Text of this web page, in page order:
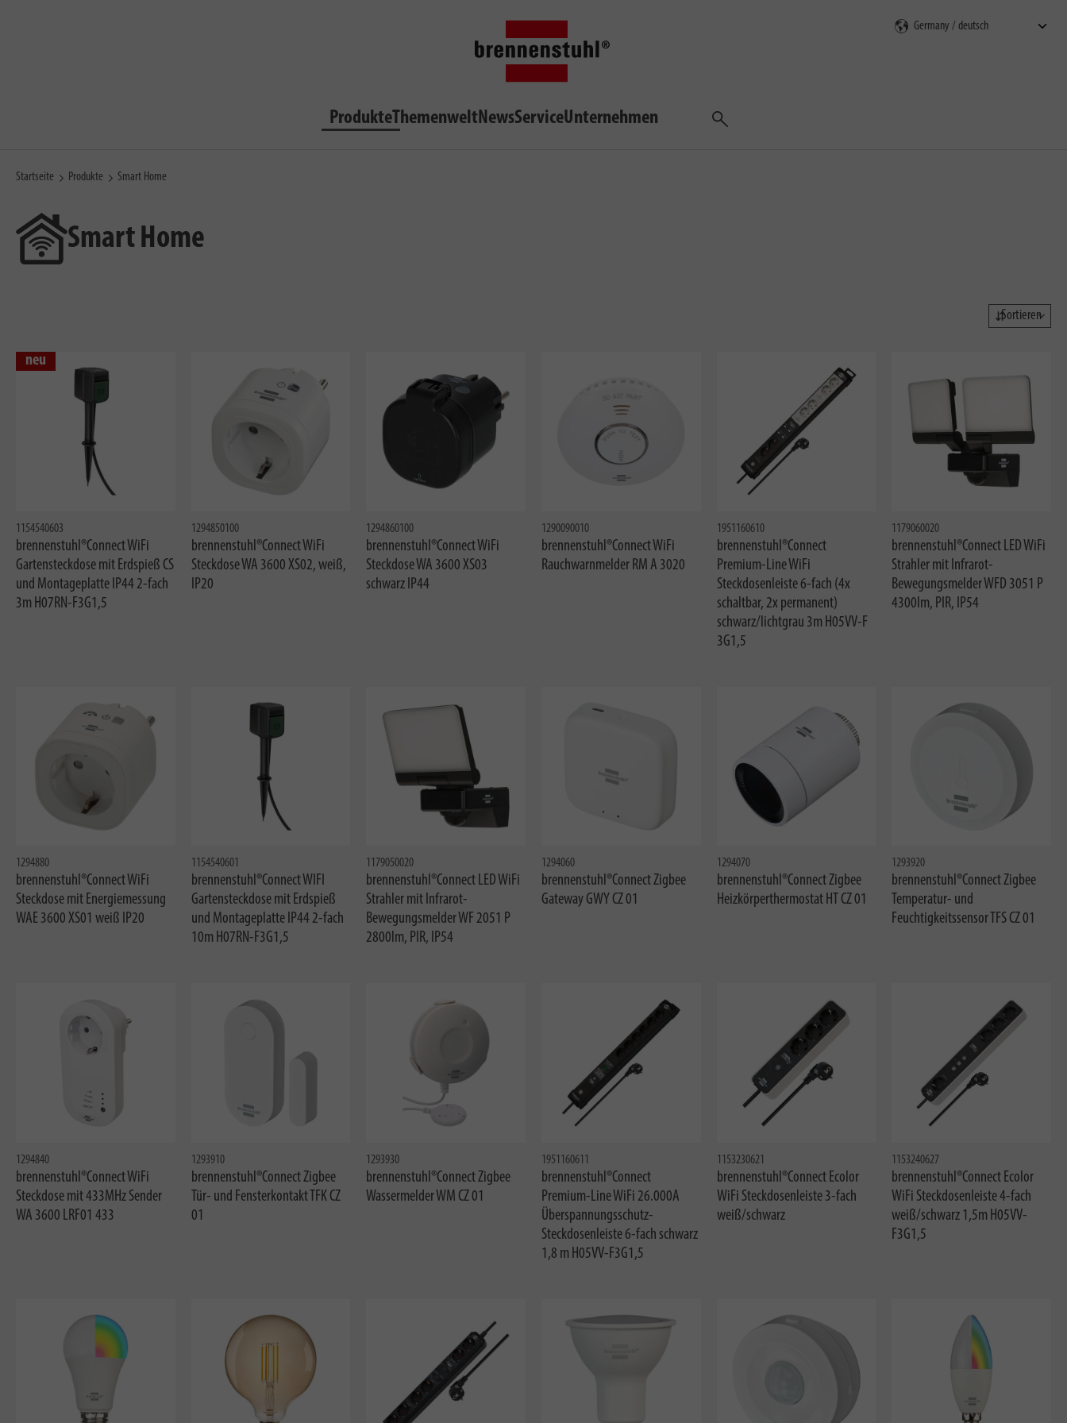
ProdukteThemenweltNewsServiceUnternehmen
Suchen
Startseite Produkte Smart Home
Smart Home
Sortieren
neu
1154540603
brennenstuhl®Connect WiFi
Gartensteckdose mit Erdspieß CS
und Montageplatte IP44 2-fach
3m H07RN-F3G1,5
1294850100
brennenstuhl®Connect WiFi
Steckdose WA 3600 XS02, weiß,
IP20
1294860100
brennenstuhl®Connect WiFi
Steckdose WA 3600 XS03
schwarz IP44
1290090010
brennenstuhl®Connect WiFi
Rauchwarnmelder RM A 3020
1951160610
brennenstuhl®Connect
Premium-Line WiFi
Steckdosenleiste 6-fach (4x
schaltbar, 2x permanent)
schwarz/lichtgrau 3m H05VV-F
3G1,5
1179060020
brennenstuhl®Connect LED WiFi
Strahler mit Infrarot-
Bewegungsmelder WFD 3051 P
4300lm, PIR, IP54
1294880
brennenstuhl®Connect WiFi
Steckdose mit Energiemessung
WAE 3600 XS01 weiß IP20
1154540601
brennenstuhl®Connect WIFI
Gartensteckdose mit Erdspieß
und Montageplatte IP44 2-fach
10m H07RN-F3G1,5
1179050020
brennenstuhl®Connect LED WiFi
Strahler mit Infrarot-
Bewegungsmelder WF 2051 P
2800lm, PIR, IP54
1294060
brennenstuhl®Connect Zigbee
Gateway GWY CZ 01
1294070
brennenstuhl®Connect Zigbee
Heizkörperthermostat HT CZ 01
1293920
brennenstuhl®Connect Zigbee
Temperatur- und
Feuchtigkeitssensor TFS CZ 01
1294840
brennenstuhl®Connect WiFi
Steckdose mit 433MHz Sender
WA 3600 LRF01 433
1293910
brennenstuhl®Connect Zigbee
Tür- und Fensterkontakt TFK CZ
01
1293930
brennenstuhl®Connect Zigbee
Wassermelder WM CZ 01
1951160611
brennenstuhl®Connect
Premium-Line WiFi 26.000A
Überspannungsschutz-
Steckdosenleiste 6-fach schwarz
1,8 m H05VV-F3G1,5
1153230621
brennenstuhl®Connect Ecolor
WiFi Steckdosenleiste 3-fach
weiß/schwarz
1153240627
brennenstuhl®Connect Ecolor
WiFi Steckdosenleiste 4-fach
weiß/schwarz 1,5m H05VV-
F3G1,5